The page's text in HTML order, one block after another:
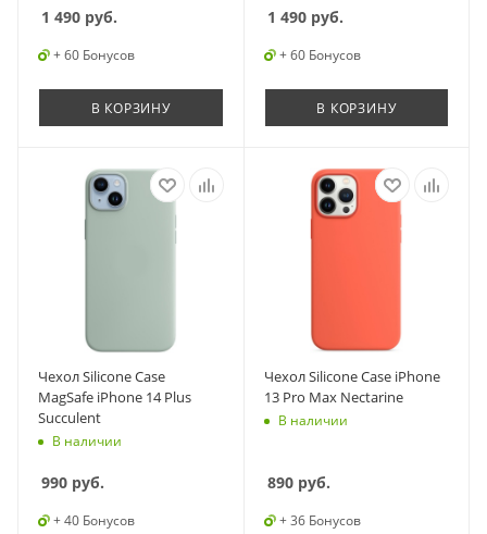
1 490 руб.
+ 60 Бонусов
В КОРЗИНУ
1 490руб.
+ 60 Бонусов
В КОРЗИНУ
Чехол Silicone Case
MagSafe iPhone 14 Plus
Succulent
В наличии
990 руб.
+ 40 Бонусов
Чехол Silicone Case iPhone
13 Pro Max Nectarine
В наличии
890руб.
+ 36 Бонусов